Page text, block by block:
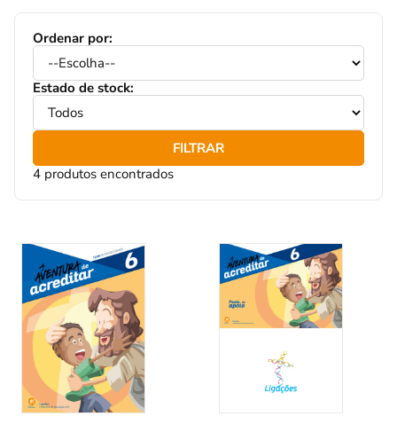
Ordenar por:
Estado de stock:
FILTRAR
4 produtos encontrados